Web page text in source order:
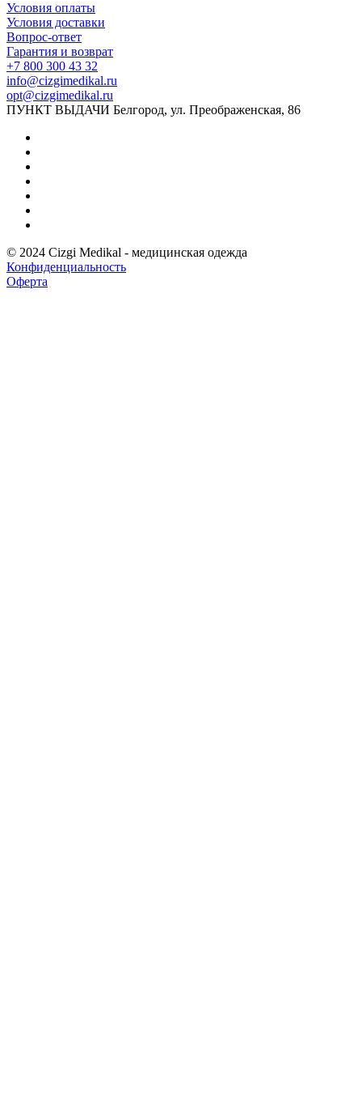
Условия оплаты
Условия доставки
Вопрос-ответ
Гарантия и возврат
+7 800 300 43 32
info@cizgimedikal.ru
opt@cizgimedikal.ru
ПУНКТ ВЫДАЧИ Белгород, ул. Преображенская, 86
© 2024 Cizgi Medikal - медицинская одежда
Конфиденциальность
Оферта